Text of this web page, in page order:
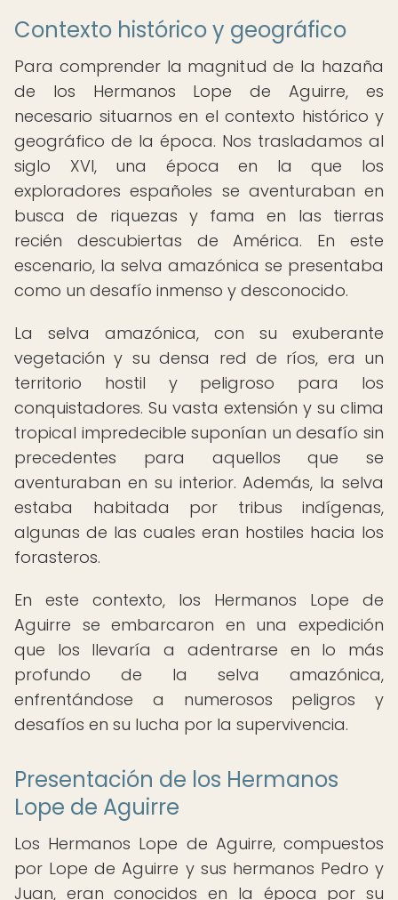
Contexto histórico y geográfico
Para comprender la magnitud de la hazaña
de los Hermanos Lope de Aguirre, es
necesario situarnos en el contexto histórico y
geográfico de la época. Nos trasladamos al
siglo XVI, una época en la que los
exploradores españoles se aventuraban en
busca de riquezas y fama en las tierras
recién descubiertas de América. En este
escenario, la selva amazónica se presentaba
como un desafío inmenso y desconocido.
La selva amazónica, con su exuberante
vegetación y su densa red de ríos, era un
territorio hostil y peligroso para los
conquistadores. Su vasta extensión y su clima
tropical impredecible suponían un desafío sin
precedentes para aquellos que se
aventuraban en su interior. Además, la selva
estaba habitada por tribus indígenas,
algunas de las cuales eran hostiles hacia los
forasteros.
En este contexto, los Hermanos Lope de
Aguirre se embarcaron en una expedición
que los llevaría a adentrarse en lo más
profundo de la selva amazónica,
enfrentándose a numerosos peligros y
desafíos en su lucha por la supervivencia.
Presentación de los Hermanos
Lope de Aguirre
Los Hermanos Lope de Aguirre, compuestos
por Lope de Aguirre y sus hermanos Pedro y
Juan, eran conocidos en la época por su